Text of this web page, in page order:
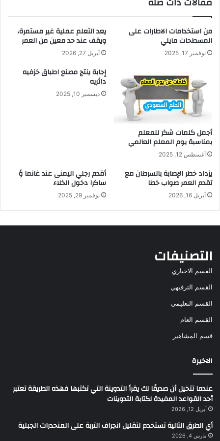
من استخدامات الاطارات على
المسطحات مايلي
نوفمبر 17, 2025
يعد التعلم عملية غير مستمرة،
ويقف عند حد معين من العمر
أبريل 27, 2026
أجمل كلمات شكر للمعلم
بمناسبة يوم المعلم العالمي
أغسطس 12, 2025
إجابة ينتج مصنع اطباق خزفيه
دائريه
ديسمبر 10, 2025
يزداد خطر الإصابة بالسرطان مع
تقدم العمر صواب خطا
أبريل 16, 2026
أقدم رجلي اليمنى عند غانما ؤ
ساكرا دخول الخلاء
نوفمبر 29, 2025
التصنيفات
القسم الاخباري
القسم الترفيهي
القسم التعليمي
القسم العام
قسم المشاهير
الاخيرة
عندما تتخيل أن صديقًا لك يقرأ التدوينة التي تكتبها فهذه الطريقة تعتبر
أحد القواعد المفيدة لكتابة التدوينات
أبريل 12, 2026
أي الطرق التالية تستخدم لتقليل انجراف التربة على المنحدرات الجبلية
مارس 4, 2026